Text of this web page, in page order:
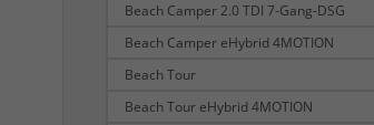
Beach Camper 2.0 TDI 7-Gang-DSG
Beach Camper eHybrid 4MOTION
Beach Tour
Beach Tour eHybrid 4MOTION